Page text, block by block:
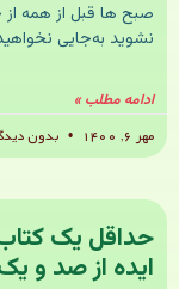
صبح ها قبل از همه از
نشوید به‌جایی
ادامه مطلب »
مهر ۶, ۱۴۰۰
بدون
حداقل یک
ایده از صد و